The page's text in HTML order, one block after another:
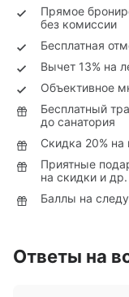
Прямое
без комиссии
Бесплатная
Вычет 13% на
Объективное
Бесплатный
до санатория
Скидка 20% на
Приятные
на скидки и др.
Баллы на
Ответы на